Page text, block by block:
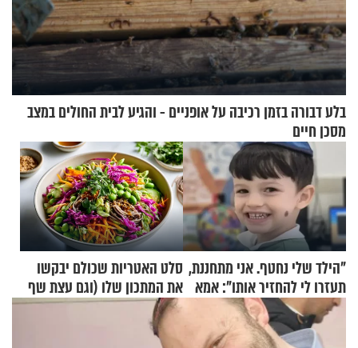
בלע דבורה בזמן רכיבה על אופניים - והגיע לבית החולים במצב
מסכן חיים
"הילד שלי נחטף. אני מתחננת,
תעזרו לי להחזיר אותו": אמא
של יובל בן ה-4 בריאיון דומע
סלט האטריות שכולם יבקשו
את המתכון שלו (וגם עצת שף
להגשת הרוטב)